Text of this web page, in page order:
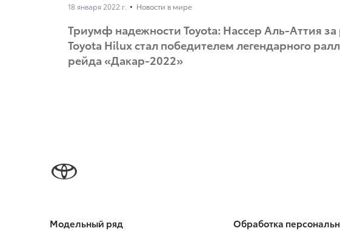
18 января 2022 г. Новости в мире
Триумф надежности Toyota: Нассер Аль-Аттия за
Toyota Hilux стал победителем легендарного
рейда «Дакар-2022»
Модельный ряд Обработка